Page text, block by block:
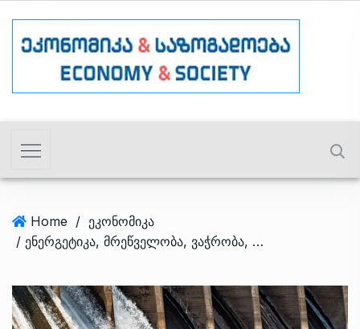
Home / ეკონომიკა
/ ენერგეტიკა, მრეწველობა, ვაჭრობა, მშენებლობა… – სექტორები, რომლებშიც ინვესტირება შემცირდა